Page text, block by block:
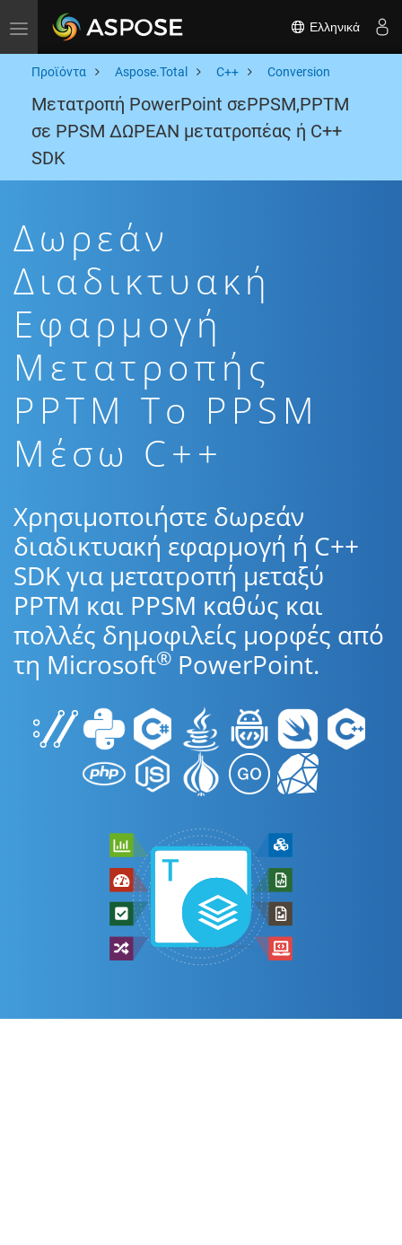
Toggle navigation Ελληνικά
Προϊόντα Aspose.Total C++ Conversion
Μετατροπή PowerPoint σεPPSM,PPTM
σε PPSM ΔΩΡΕΑΝ μετατροπέας ή C++
SDK
Δωρεάν
Διαδικτυακή
Εφαρμογή
Μετατροπής
PPTM To PPSM
Μέσω C++
Χρησιμοποιήστε δωρεάν
διαδικτυακή εφαρμογή ή C++
SDK για μετατροπή μεταξύ
PPTM και PPSM καθώς και
πολλές δημοφιλείς μορφές από
τη Microsoft® PowerPoint.